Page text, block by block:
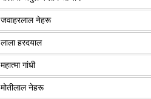
जवाहरलाल नेहरू
लाला हरदयाल
महात्मा गांधी
मोतीलाल नेहरू